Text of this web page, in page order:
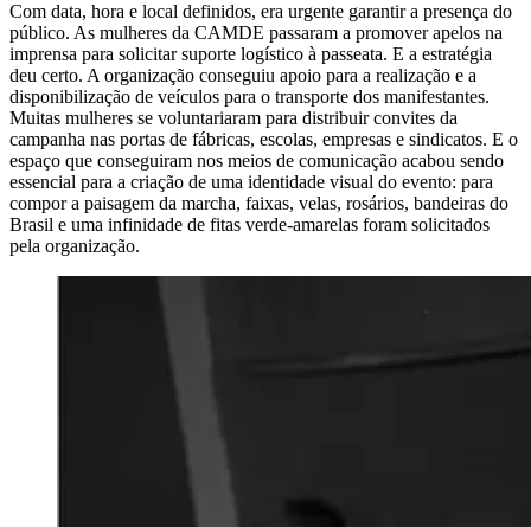
Com data, hora e local definidos, era urgente garantir a presença do
público. As mulheres da CAMDE passaram a promover apelos na
imprensa para solicitar suporte logístico à passeata. E a estratégia
deu certo. A organização conseguiu apoio para a realização e a
disponibilização de veículos para o transporte dos manifestantes.
Muitas mulheres se voluntariaram para distribuir convites da
campanha nas portas de fábricas, escolas, empresas e sindicatos. E o
espaço que conseguiram nos meios de comunicação acabou sendo
essencial para a criação de uma identidade visual do evento: para
compor a paisagem da marcha, faixas, velas, rosários, bandeiras do
Brasil e uma infinidade de fitas verde-amarelas foram solicitados
pela organização.